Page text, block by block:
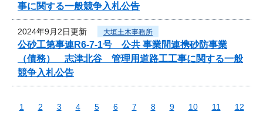
事に関する一般競争入札公告
2024年9月2日更新 大垣土木事務所
公砂工第事連R6-7-1号 公共 事業間連携砂防事業
（債務） 志津北谷 管理用道路工工事に関する一般
競争入札公告
1 2 3 4 5 6 7 8 9 10 11
12